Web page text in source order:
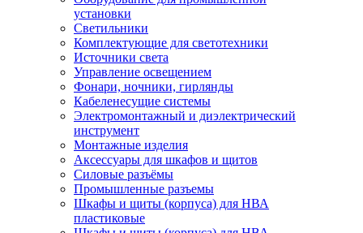
установки
Светильники
Комплектующие для светотехники
Источники света
Управление освещением
Фонари, ночники, гирлянды
Кабеленесущие системы
Электромонтажный и диэлектрический
инструмент
Монтажные изделия
Аксессуары для шкафов и щитов
Силовые разъёмы
Промышленные разъемы
Шкафы и щиты (корпуса) для НВА
пластиковые